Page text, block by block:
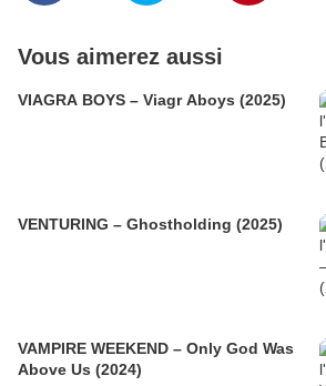
Vous aimerez aussi
VIAGRA BOYS – Viagr Aboys (2025)
VENTURING – Ghostholding (2025)
VAMPIRE WEEKEND – Only God Was
Above Us (2024)